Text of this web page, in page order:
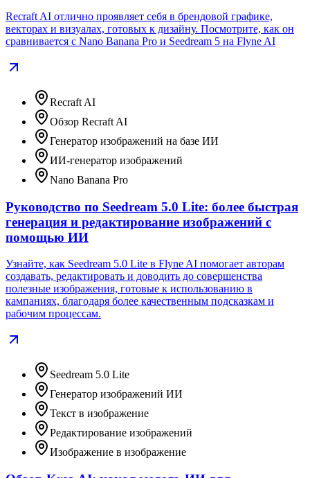
Recraft AI отлично проявляет себя в брендовой графике,
векторах и визуалах, готовых к дизайну. Посмотрите, как он
сравнивается с Nano Banana Pro и Seedream 5 на Flyne AI
Recraft AI
Обзор Recraft AI
Генератор изображений на базе ИИ
ИИ‑генератор изображений
Nano Banana Pro
Руководство по Seedream 5.0 Lite: более быстрая
генерация и редактирование изображений с
помощью ИИ
Узнайте, как Seedream 5.0 Lite в Flyne AI помогает авторам
создавать, редактировать и доводить до совершенства
полезные изображения, готовые к использованию в
кампаниях, благодаря более качественным подсказкам и
рабочим процессам.
Seedream 5.0 Lite
Генератор изображений ИИ
Текст в изображение
Редактирование изображений
Изображение в изображение